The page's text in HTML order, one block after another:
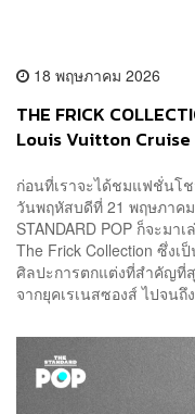
18 พฤษภาคม 2026
THE FRICK
Louis Vuitton
ก่อนที่เราจะได้ชมแฟชั่นโช
วันพฤหัสบดีที่ 21 พฤษภาคม
STANDARD POP ก็จะม
The Frick Collection ซึ่ง
ศิลปะการตกแต่งที่สำคัญที่
จากยุคเรเนสซองส์ ไปจน